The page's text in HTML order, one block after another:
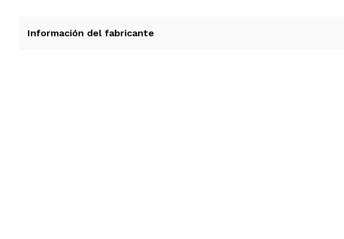
Información del fabricante